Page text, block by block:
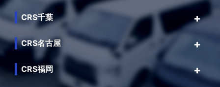
CRS千葉
CRS名古屋
CRS福岡